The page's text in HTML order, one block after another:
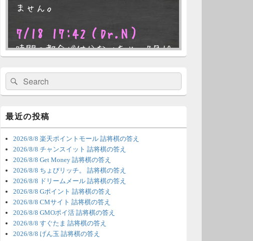
エ
ア
ません。
7/18 17:42 （Dr.N）
時間の都合が付かないため、7月19
ません。
7/4 18:54（Dr.N）
時間の都合が付かないため、7月5
日の更新は休みます。申し訳あり
ません。
6/22 2:12（Dr.N）
ちょびリッチが10：00までメンテ
ナンスとのことなので、本日分の
更新は難しいかもしれません。
6/20 18:45（Dr.N）
検
索:
検
索
最近の投稿
2026/8/8 楽天ポイントモール 詰将棋の答え
2026/8/8 チャンスイット 詰将棋の答え
2026/8/8 Get Money 詰将棋の答え
2026/8/8 ちょびリッチ。 詰将棋の答え
2026/8/8 ドリームメール 詰将棋の答え
2026/8/8 Gポイント 詰将棋の答え
2026/8/8 CMサイト 詰将棋の答え
2026/8/8 GMOポイ活 詰将棋の答え
2026/8/8 すぐたま 詰将棋の答え
2026/8/8 げん玉 詰将棋の答え